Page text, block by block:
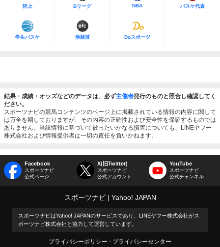
陸上 Bリーグ NBA バスケ代表
学生バスケ 他競技 Doスポーツ
結果・成績・オッズなどのデータは、必ず主催者発行のものと照合し確認してく
ださい。
スポーツナビの競馬コンテンツのページ上に掲載されている情報の内容に関して
は万全を期しておりますが、その内容の正確性および安全性を保証するものでは
ありません。当該情報に基づいて被ったいかなる損害についても、LINEヤフー
株式会社および情報提供者は一切の責任を負いかねます。
Facebook
スポーツナビ
公式ページ
X(旧Twitter)
スポーツナビ
公式アカウント
YouTube
スポーツナビ
公式チャンネル
スポーツナビ Yahoo! JAPAN
スポーツナビはYahoo! JAPANのサービスであり、LINEヤフー株式会社がス
ポーツナビ株式会社と協力して運営しています。
プライバシーポリシー プライバシーセンター